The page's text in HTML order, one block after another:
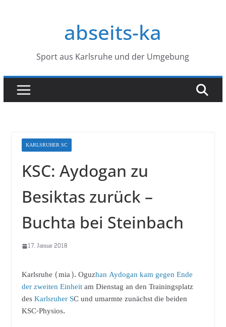
abseits-ka
Sport aus Karlsruhe und der Umgebung
KARLSRUHER SC
KSC: Aydogan zu
Besiktas zurück –
Buchta bei Steinbach
17. Januar 2018
Karlsruhe (mia). Oguzhan Aydogan kam gegen Ende
der zweiten Einheitam Dienstag an den Trainingsplatz
desKarlsruher SC und umarmte zunächst die beiden
KSC-Physios.